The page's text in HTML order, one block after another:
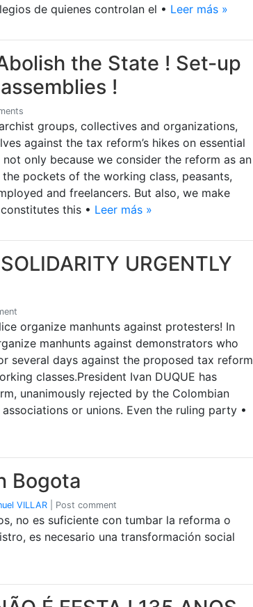
de quienes controlan el • Leer más »
the State ! Set-up
!
groups, collectives and organizations,
against the tax reform’s hikes on essential
only because we consider the reform as an
pockets of the working class, peasants,
and freelancers. But also, we make
this • Leer más »
URGENTLY
organize manhunts against protesters! In
manhunts against demonstrators who
several days against the proposed tax reform
classes.President Ivan DUQUE has
unanimously rejected by the Colombian
or unions. Even the ruling party •
Bogota
VILLAR Post comment
no es suficiente con tumbar la reforma o
es necesario una transformación social